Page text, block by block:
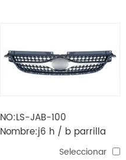
NO:LS-JAB-100
Nombre:j6 h / b parrilla
Seleccionar